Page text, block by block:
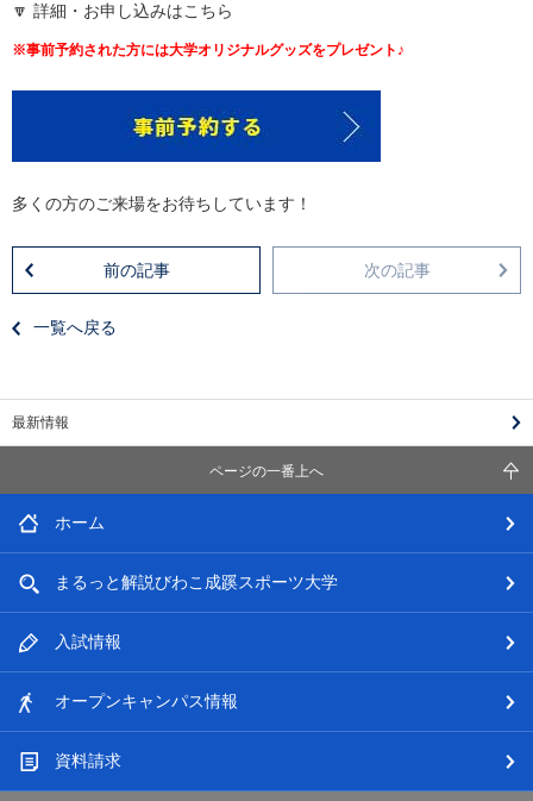
🔽 詳細・お申し込みはこちら
※事前予約された方には大学オリジナルグッズをプレゼント♪
多くの方のご来場をお待ちしています！
前の記事 次の記事
一覧へ戻る
最新情報
ページの一番上へ
ホーム
まるっと解説びわこ成蹊スポーツ大学
入試情報
オープンキャンパス情報
資料請求